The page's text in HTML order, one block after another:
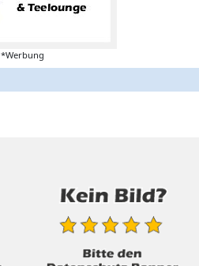
*Werbung